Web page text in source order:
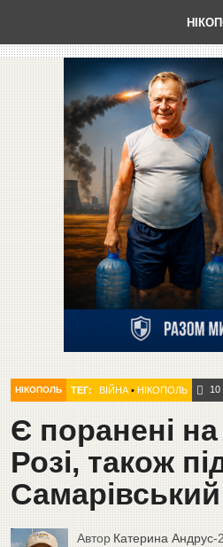
НІКОПОЛЬ ТЕГ: ВІЙНА• НІКОПОЛЬ 10
Є поранені
Розі, також
Автор Катерина Андрус-